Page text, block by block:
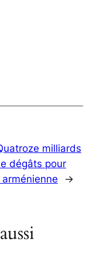
milliards
dégâts pour
arménienne
→